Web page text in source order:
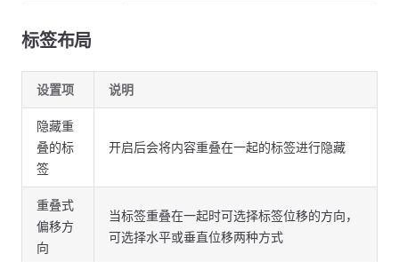
标签布局
设置项 说明
隐藏重
叠的标
签
开启后会将内容重叠在一起的标签进行隐藏
重叠式
偏移方
向
当标签重叠在一起时可选择标签位移的方向，
可选择水平或垂直位移两种方式